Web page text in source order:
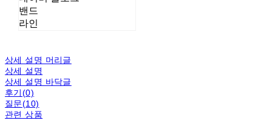
밴드
라인
상세 설명 머리글
상세 설명
상세 설명 바닥글
후기(0)
질문(10)
관련 상품